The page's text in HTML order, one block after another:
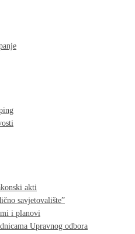
akti
savjetovalište”
i planovi
Upravnog odbora